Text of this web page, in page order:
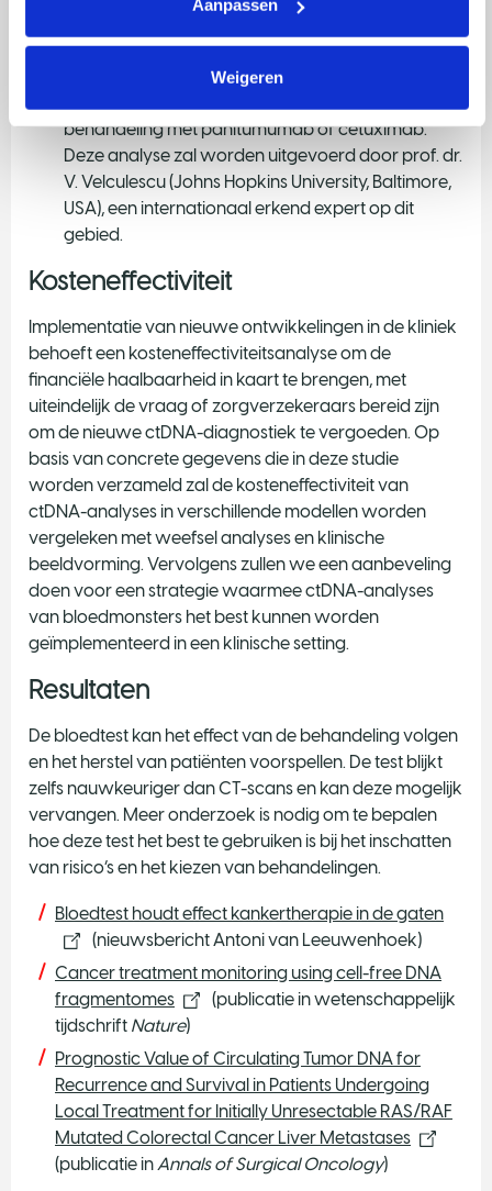
Aanpassen
Weigeren
analyse die de mutaties van meerdere genen in
kaart brengt, en daarmee een breder overzicht
behandeling met panitumumab of cetuximab.
Deze analyse zal worden uitgevoerd door prof. dr.
V. Velculescu (Johns Hopkins University, Baltimore,
USA), een internationaal erkend expert op dit
gebied.
Kosteneffectiviteit
Implementatie van nieuwe ontwikkelingen in de kliniek
behoeft een kosteneffectiviteitsanalyse om de
financiële haalbaarheid in kaart te brengen, met
uiteindelijk de vraag of zorgverzekeraars bereid zijn
om de nieuwe ctDNA-diagnostiek te vergoeden. Op
basis van concrete gegevens die in deze studie
worden verzameld zal de kosteneffectiviteit van
ctDNA-analyses in verschillende modellen worden
vergeleken met weefsel analyses en klinische
beeldvorming. Vervolgens zullen we een aanbeveling
doen voor een strategie waarmee ctDNA-analyses
van bloedmonsters het best kunnen worden
geïmplementeerd in een klinische setting.
Resultaten
De bloedtest kan het effect van de behandeling volgen
en het herstel van patiënten voorspellen. De test blijkt
zelfs nauwkeuriger dan CT-scans en kan deze mogelijk
vervangen. Meer onderzoek is nodig om te bepalen
hoe deze test het best te gebruiken is bij het inschatten
van risico’s en het kiezen van behandelingen.
Bloedtest houdt effect kankertherapie in de gaten
(nieuwsbericht Antoni van Leeuwenhoek)
Cancer treatment monitoring using cell-free DNA
fragmentomes
(publicatie in wetenschappelijk
tijdschrift Nature)
Prognostic Value of Circulating Tumor DNA for
Recurrence and Survival in Patients Undergoing
Local Treatment for Initially Unresectable RAS/RAF
Mutated Colorectal Cancer Liver Metastases
(publicatie inAnnals of Surgical Oncology)